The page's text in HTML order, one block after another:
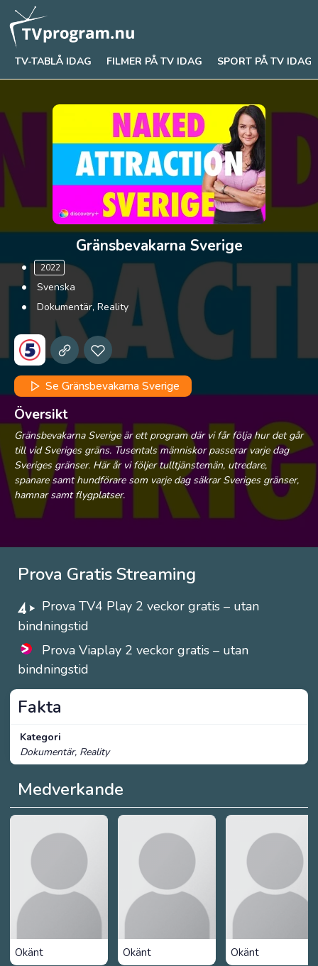
TV-TABLÅ IDAG FILMER PÅ TV IDAG SPORT PÅ TV IDAG
Gränsbevakarna Sverige
2022
Svenska
Dokumentär, Reality
Se Gränsbevakarna Sverige
Översikt
Gränsbevakarna Sverige är ett program där vi får följa hur det går
till vid Sveriges gräns. Tusentals människor passerar varje dag
Sveriges gränser. Här år vi följer tulltjänstemän, utredare,
spanare samt hundförare som varje dag säkrar Sveriges gränser,
hamnar samt flygplatser.
Prova Gratis Streaming
Prova TV4 Play 2 veckor gratis – utan
bindningstid
Prova Viaplay 2 veckor gratis – utan
bindningstid
Medverkande
Okänt Okänt Okänt
Fakta
Kategori
Dokumentär, Reality